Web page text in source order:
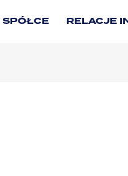
SPÓŁCE RELACJE